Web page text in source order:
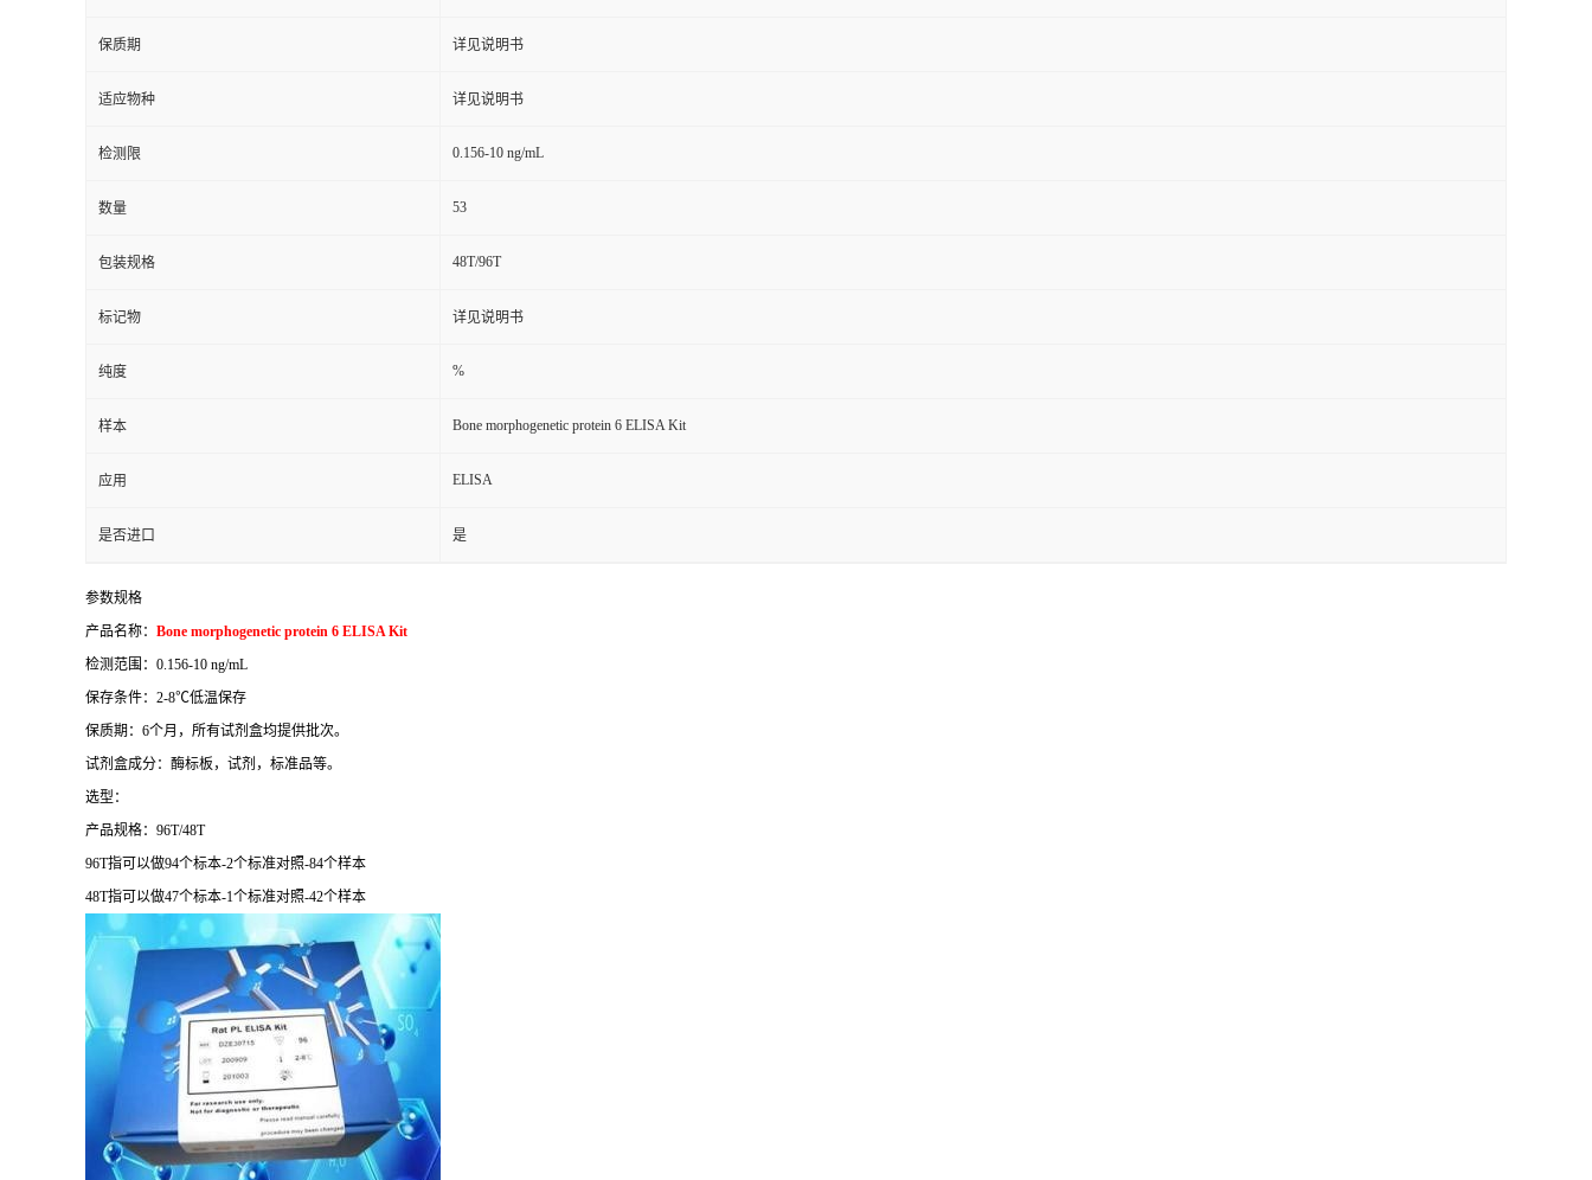
保质期 详见说明书
适应物种 详见说明书
检测限 0.156-10 ng/mL
数量 53
包装规格 48T/96T
标记物 详见说明书
纯度 %
样本 Bone morphogenetic protein 6 ELISA Kit
应用 ELISA
是否进口 是
参数规格
产品名称： Bone morphogenetic protein 6 ELISA Kit
检测范围： 0.156-10 ng/mL
保存条件： 2-8℃低温保存
保质期： 6个月，所有试剂盒均提供批次。
试剂盒成分：酶标板，试剂，标准品等。
选型：
产品规格： 96T/48T
96T指可以做94个标本-2个标准对照-84个样本
48T指可以做47个标本-1个标准对照-42个样本